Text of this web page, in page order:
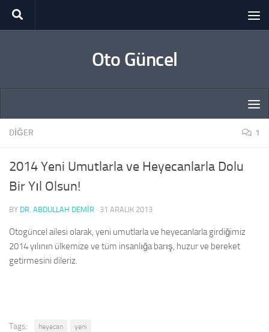
Skip to content
Oto Güncel
DIĞER 1
2014 Yeni Umutlarla ve Heyecanlarla Dolu
Bir Yıl Olsun!
BY DR. ABDULLAH DEMİR · 31 ARALIK 2013
Otogüncel ailesi olarak, yeni umutlarla ve heyecanlarla girdiğimiz
2014 yılının ülkemize ve tüm insanlığa barış, huzur ve bereket
getirmesini dileriz.
Tags: heyecan yeni